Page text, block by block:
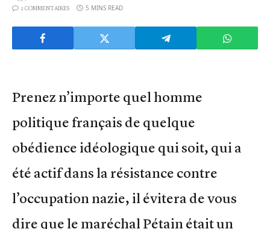
2 COMMENTAIRES 5 MINS READ
Prenez n’importe quel homme
politique français de quelque
obédience idéologique qui soit, qui a
été actif dans la résistance contre
l’occupation nazie, il évitera de vous
dire que le maréchal Pétain était un